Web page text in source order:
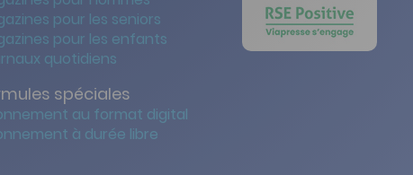
pour les seniors
pour les enfants
quotidiens
spéciales
au format digital
à durée libre